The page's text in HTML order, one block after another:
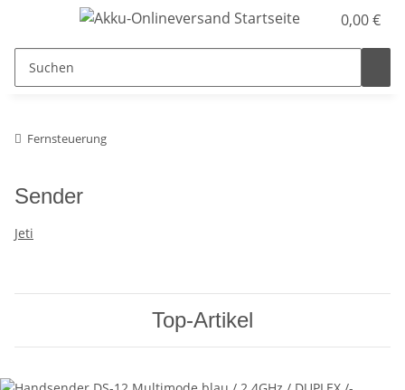
0,00 €
Fernsteuerung
Sender
Jeti
Top-Artikel